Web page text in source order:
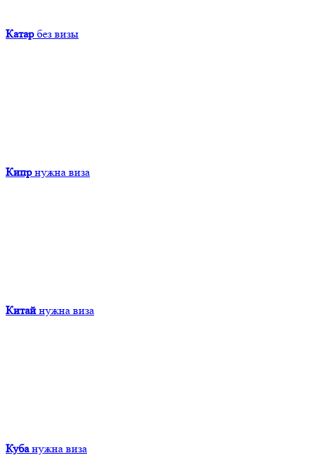
Катар без визы
Кипр нужна виза
Китай нужна виза
Куба нужна виза